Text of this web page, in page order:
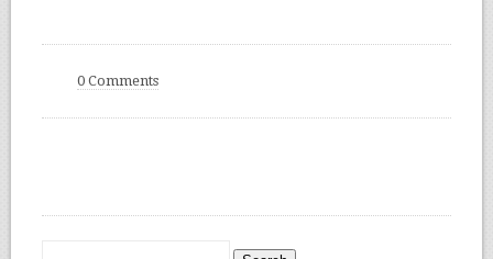
0 Comments